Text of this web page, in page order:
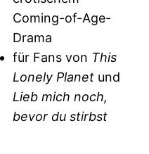
Coming-of-Age-
Drama
für Fans von This
Lonely Planet und
Lieb mich noch,
bevor du stirbst